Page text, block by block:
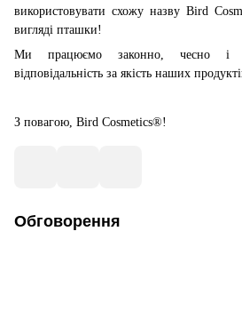
використовувати схожу назву Bird
вигляді пташки!
Ми працюємо законно, чесно і
відповідальність за якість наших
З повагою, Bird Cosmetics®!
Обговорення